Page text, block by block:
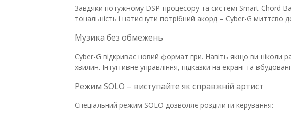
Завдяки потужному DSP-процесору та системі Smart Chord
тональність і натиснути потрібний акорд – Cyber-G
Музика без обмежень
Cyber-G відкриває новий формат гри. Навіть якщо ви ніколи
хвилин. Інтуїтивне управління, підказки на екрані та
Режим SOLO – виступайте як справжній артист
Спеціальний режим SOLO дозволяє розділити керування: